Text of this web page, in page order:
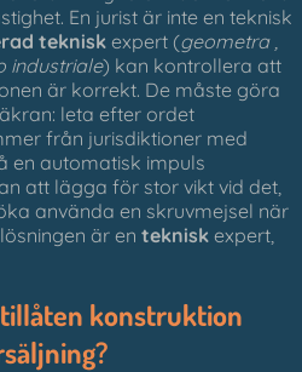
En jurist är inte en teknisk
teknisk expert (geometra
industriale) kan kontrollera att
är korrekt. De måste göra
leta efter ordet
från jurisdiktioner med
en automatisk impuls
att lägga för stor vikt vid det,
använda en skruvmejsel när
är enteknisk expert,
konstruktion